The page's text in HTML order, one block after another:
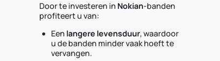
Door te investeren in Nokian-banden
profiteert u van:
Een langere levensduur, waardoor
u de banden minder vaak hoeft te
vervangen.